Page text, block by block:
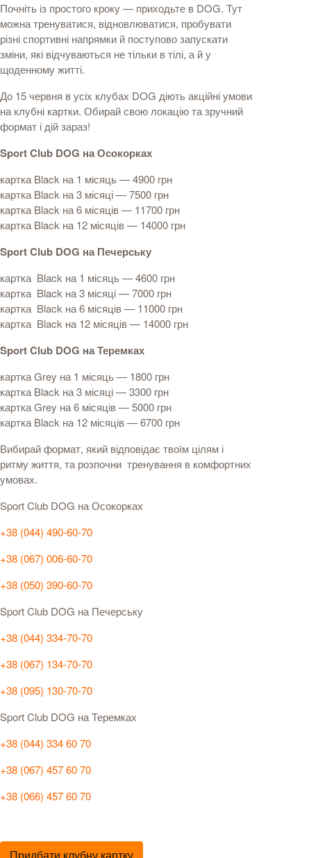
Почніть із простого кроку — приходьте в DOG. Тут
можна тренуватися, відновлюватися, пробувати
різні спортивні напрямки й поступово запускати
зміни, які відчуваються не тільки в тілі, а й у
щоденному житті.
До 15 червня в усіх клубах DOG діють акційні умови
на клубні картки. Обирай свою локацію та зручний
формат і дій зараз!
Sport Club DOG на Осокорках
картка Black на 1 місяць — 4900 грн
картка Black на 3 місяці — 7500 грн
картка Black на 6 місяців — 11700 грн
картка Black на 12 місяців — 14000 грн
Sport Club DOG на Печерську
картка Black на 1 місяць — 4600 грн
картка Black на 3 місяці — 7000 грн
картка Black на 6 місяців — 11000 грн
картка Black на 12 місяців — 14000 грн
Sport Club DOG на Теремках
картка Grey на 1 місяць — 1800 грн
картка Black на 3 місяці — 3300 грн
картка Grey на 6 місяців — 5000 грн
картка Black на 12 місяців — 6700 грн
Вибирай формат, який відповідає твоїм цілям і
ритму життя, та розпочни тренування в комфортних
умовах.
Sport Club DOG на Осокорках
+38 (044) 490-60-70
+38 (067) 006-60-70
+38 (050) 390-60-70
Sport Club DOG на Печерську
+38 (044) 334-70-70
+38 (067) 134-70-70
+38 (095) 130-70-70
Sport Club DOG на Теремках
+38 (044) 334 60 70
+38 (067) 457 60 70
+38 (066) 457 60 70